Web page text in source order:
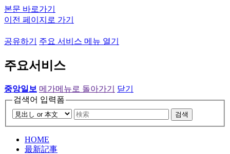
본문 바로가기
이전 페이지로 가기
공유하기 주요 서비스 메뉴 열기
주요서비스
중앙일보 메가메뉴로 돌아가기
닫기
검색어 입력폼
검색
HOME
最新記事